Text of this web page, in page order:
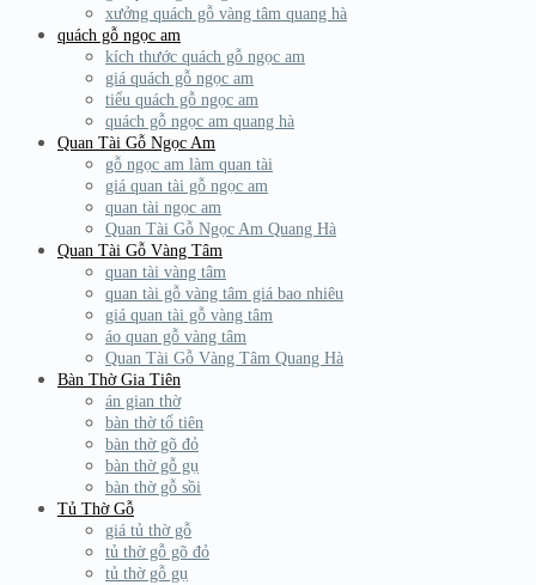
xưởng quách gỗ vàng tâm quang hà
quách gỗ ngọc am
kích thước quách gỗ ngọc am
giá quách gỗ ngọc am
tiểu quách gỗ ngọc am
quách gỗ ngọc am quang hà
Quan Tài Gỗ Ngọc Am
gỗ ngọc am làm quan tài
giá quan tài gỗ ngọc am
quan tài ngọc am
Quan Tài Gỗ Ngọc Am Quang Hà
Quan Tài Gỗ Vàng Tâm
quan tài vàng tâm
quan tài gỗ vàng tâm giá bao nhiêu
giá quan tài gỗ vàng tâm
áo quan gỗ vàng tâm
Quan Tài Gỗ Vàng Tâm Quang Hà
Bàn Thờ Gia Tiên
án gian thờ
bàn thờ tổ tiên
bàn thờ gõ đỏ
bàn thờ gỗ gụ
bàn thờ gỗ sồi
Tủ Thờ Gỗ
giá tủ thờ gỗ
tủ thờ gỗ gõ đỏ
tủ thờ gỗ gụ